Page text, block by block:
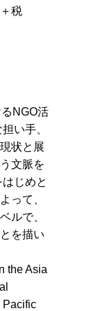
税
NGO活
い手、
状と展
文脈を
じめと
って、
ルで、
を描い
the Asia
Pacific